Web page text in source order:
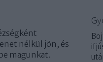
nélkül jön, és
magunkat.